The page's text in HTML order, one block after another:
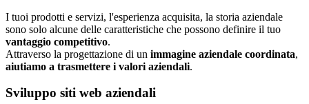
I tuoi prodotti e servizi, l'esperienza acquisita, la storia aziendale
sono solo alcune delle caratteristiche che possono definire il tuo
vantaggio competitivo.
Attraverso la progettazione di un immagine aziendale coordinata,
aiutiamo a trasmettere i valori aziendali.
Sviluppo siti web aziendali